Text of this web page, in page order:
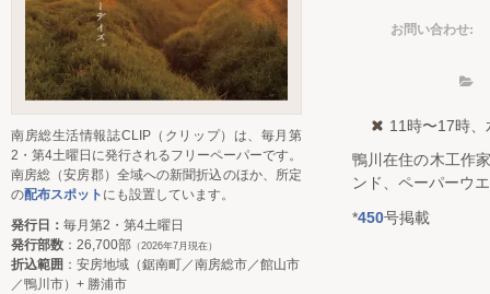
お問い合わせ:
11時〜17時
鴨川在住の木工作
ンド、ペーパーウ
*450号掲載
南房総生活情報誌CLIP（クリップ）は、毎月第
2・第4土曜日に発行されるフリーペーパーです。
南房総（安房郡）全域への新聞折込のほか、所定
の配布スポット にも設置しています。
発行日： 毎月第2・第4土曜日
発行部数 ：26,700部 （2026年7月現在）
折込範囲 ：安房地域（鋸南町／南房総市／館山市
／鴨川市）+ 勝浦市